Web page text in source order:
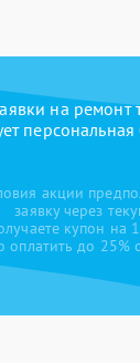
на ремонт
акции
заявку через
купон на
оплатить до 25%